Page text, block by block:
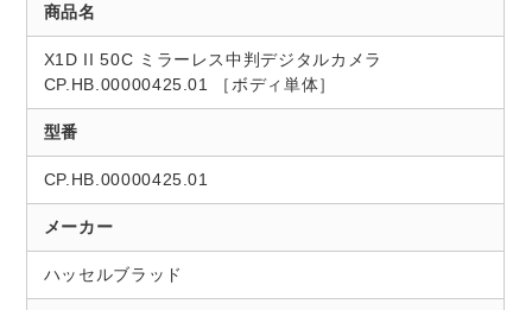
商品名
X1D II 50C ミラーレス中判デジタルカメラ
CP.HB.00000425.01 ［ボディ単体］
型番
CP.HB.00000425.01
メーカー
ハッセルブラッド